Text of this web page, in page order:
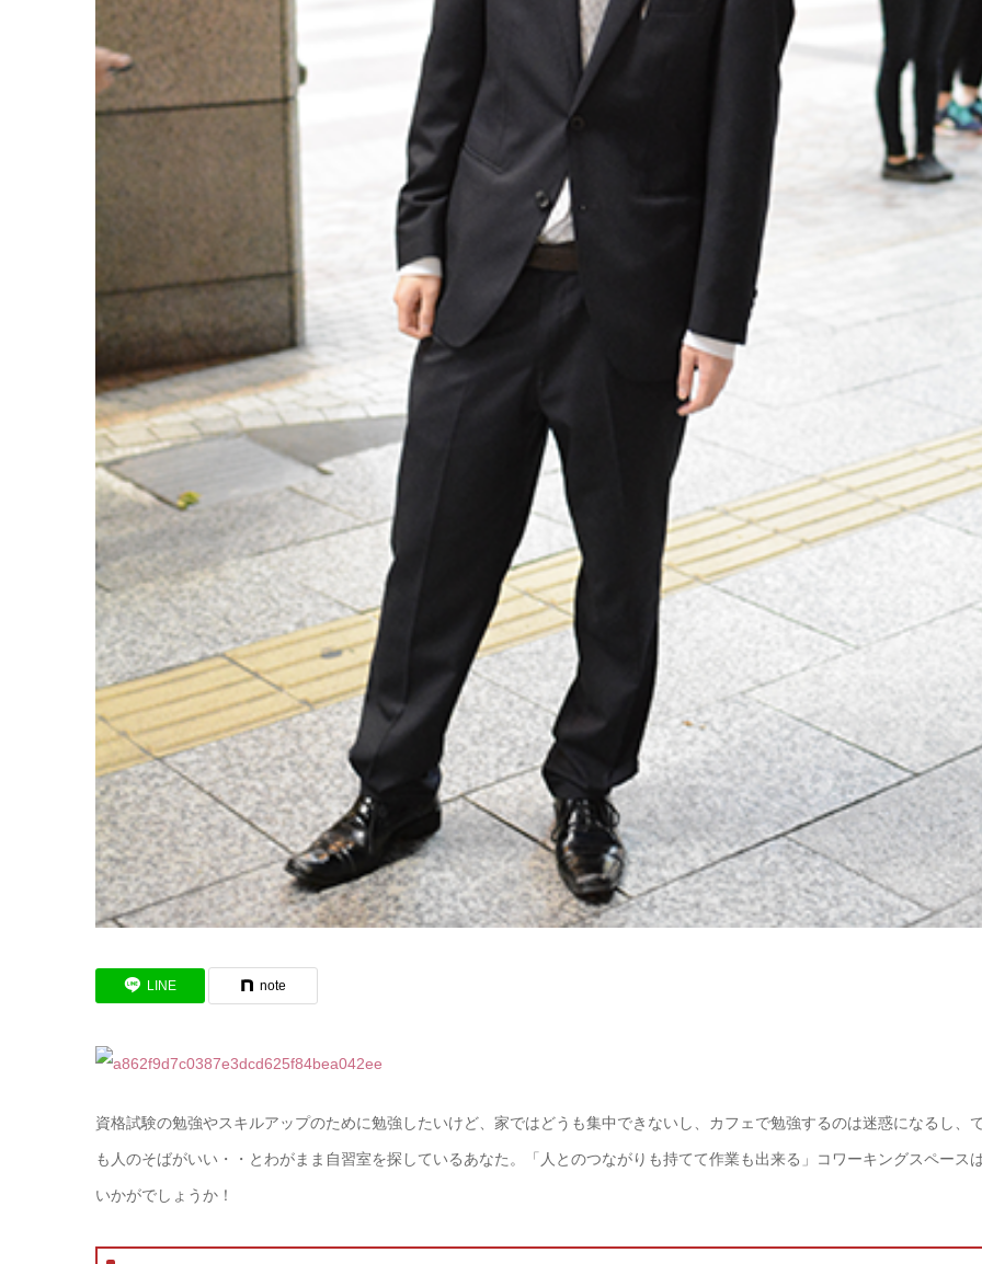
LINE note
資格試験の勉強やスキルアップのために勉強したいけど、家ではどうも集中できないし、カフェで勉強するのは迷惑になるし、
も人のそばがいい・・とわがまま自習室を探しているあなた。「人とのつながりも持てて作業も出来る」コワーキングスペース
いかがでしょうか！